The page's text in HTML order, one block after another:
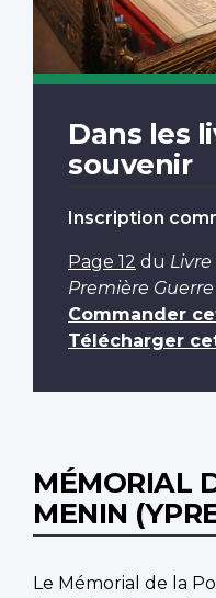
Dans les
souvenir
Inscription
Page 12 du
Première
Commander
Télécharger
MÉMORIAL
MENIN
Le Mémorial de la